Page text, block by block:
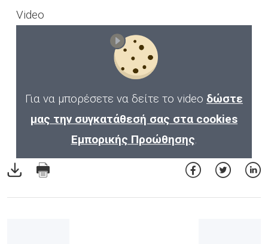
Video
Για να μπορέσετε να δείτε το video δώστε
μας την συγκατάθεσή σας στα cookies
Εμπορικής Προώθησης.